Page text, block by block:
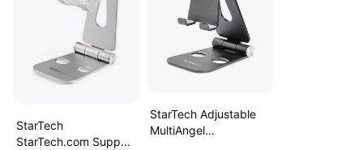
StarTech
StarTech.com Support
StarTech Adjustable
MultiAngel